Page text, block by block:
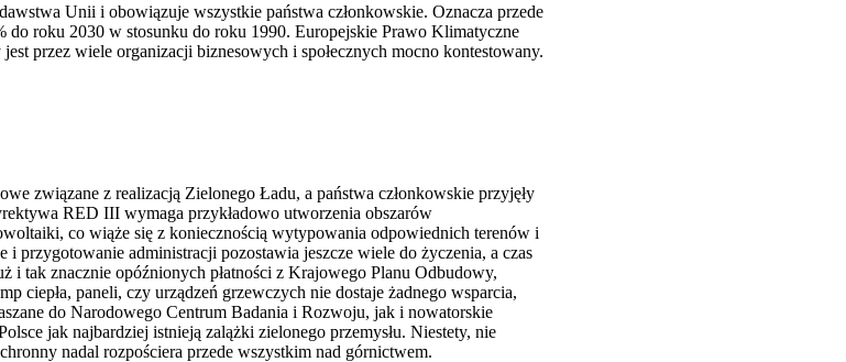
Unii i obowiązuje wszystkie państwa członkowskie. Oznacza przede
roku 2030 w stosunku do roku 1990. Europejskie Prawo Klimatyczne
przez wiele organizacji biznesowych i społecznych mocno kontestowany.
związane z realizacją Zielonego Ładu, a państwa członkowskie przyjęły
RED III wymaga przykładowo utworzenia obszarów
co wiąże się z koniecznością wytypowania odpowiednich terenów i
przygotowanie administracji pozostawia jeszcze wiele do życzenia, a czas
i tak znacznie opóźnionych płatności z Krajowego Planu Odbudowy,
ciepła, paneli, czy urządzeń grzewczych nie dostaje żadnego wsparcia,
do Narodowego Centrum Badania i Rozwoju, jak i nowatorskie
jak najbardziej istnieją zalążki zielonego przemysłu. Niestety, nie
nadal rozpościera przede wszystkim nad górnictwem.